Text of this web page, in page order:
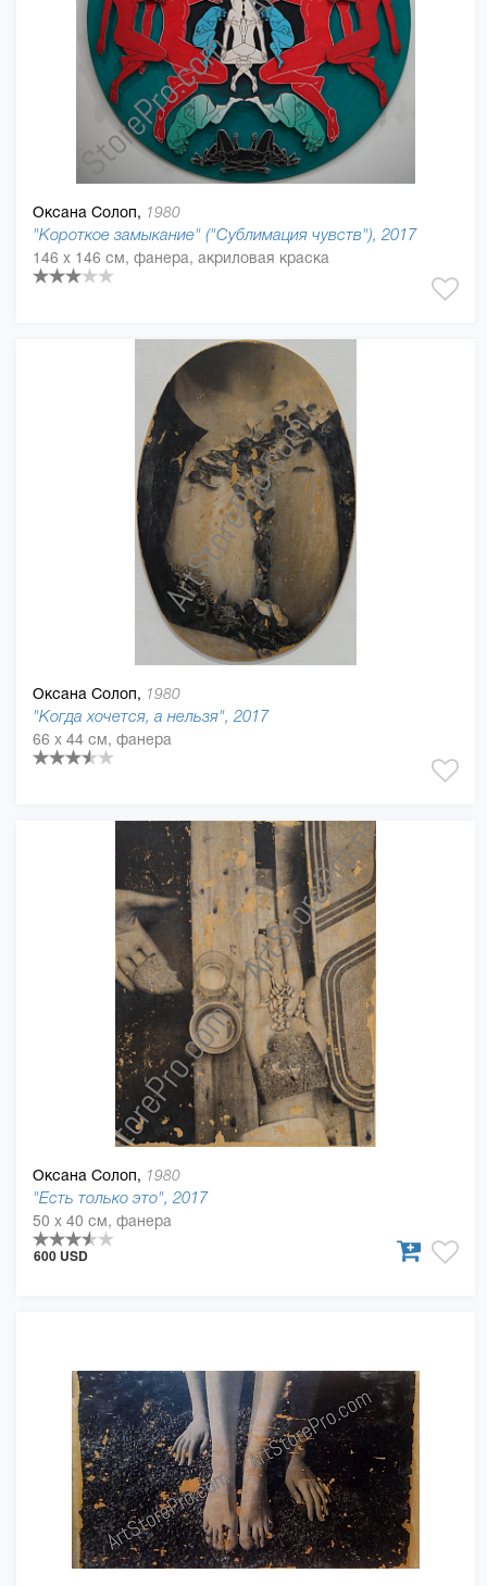
Оксана Солоп, 1980
"Короткое замыкание" ("Сублимация чувств"), 2017
146 x 146 см, фанера, акриловая краска
Оксана Солоп, 1980
"Когда хочется, а нельзя", 2017
66 x 44 см, фанера
Оксана Солоп, 1980
"Есть только это", 2017
50 x 40 см, фанера
600 USD